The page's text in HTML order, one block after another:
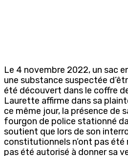
Le 4 novembre 2022, un sac
une substance suspectée
été découvert dans le coffre
Laurette affirme dans sa
ce même jour, la présence de
fourgon de police stationné
soutient que lors de son
constitutionnels n’ont pas été
pas été autorisé à donner sa